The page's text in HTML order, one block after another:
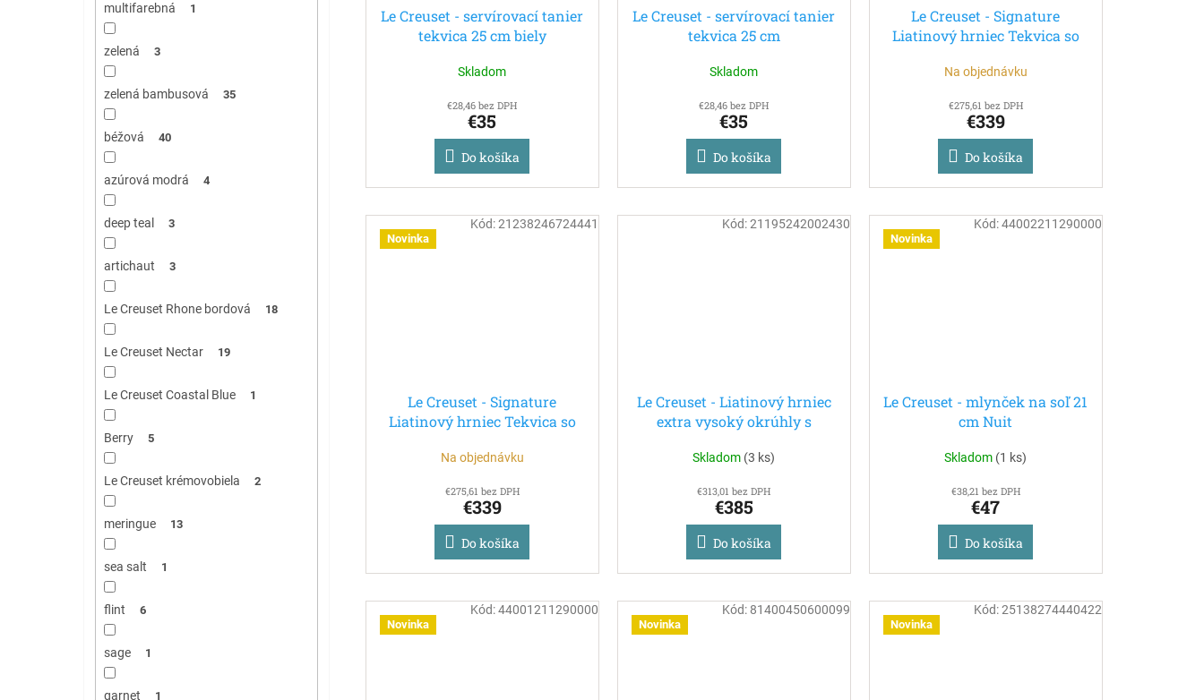
multifarebná 1
zelená 3
zelená bambusová 35
béžová 40
azúrová modrá 4
deep teal 3
artichaut 3
Le Creuset Rhone bordová 18
Le Creuset Nectar 19
Le Creuset Coastal Blue 1
Berry 5
Le Creuset krémovobiela 2
meringue 13
sea salt 1
flint 6
sage 1
garnet 1
Le Creuset - servírovací tanier
tekvica 25 cm biely
Skladom
€28,46 bez DPH
€35
Do košíka
Le Creuset - servírovací tanier
tekvica 25 cm
Skladom
€28,46 bez DPH
€35
Do košíka
Le Creuset - Signature
Liatinový hrniec Tekvica so
Čierny
Na objednávku
€275,61 bez DPH
€339
Do košíka
Novinka
Le Creuset - Signature
Liatinový hrniec Tekvica so
Nectar
Na objednávku
€275,61 bez DPH
€339
Do košíka
Kód:21238246724441
Le Creuset - Liatinový hrniec
extra vysoký okrúhly s
Marseille
Skladom (3 ks)
€313,01 bez DPH
€385
Do košíka
Kód:21195242002430
Novinka
Le Creuset - mlynček na soľ 21
cm Nuit
Skladom (1 ks)
€38,21 bez DPH
€47
Do košíka
Kód:44002211290000
Novinka
Kód:44001211290000
Novinka
Kód: 81400450600099
Novinka
Kód:25138274440422